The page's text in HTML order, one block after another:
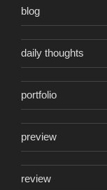
blog
daily thoughts
portfolio
preview
review